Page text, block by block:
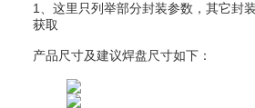
1、这里只列举部分封装参数，其它封
获取
产品尺寸及建议焊盘尺寸如下：